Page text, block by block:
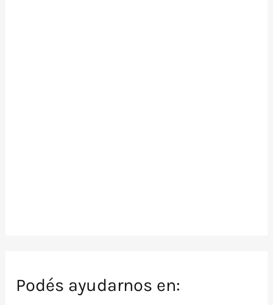
Podés ayudarnos en: